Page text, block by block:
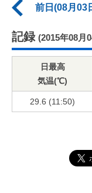
前日(08月03
記録 (2015年08月
日最高
気温(℃)
29.6 (11:50)